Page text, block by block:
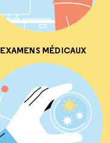
EXAMENS MÉDICAUX